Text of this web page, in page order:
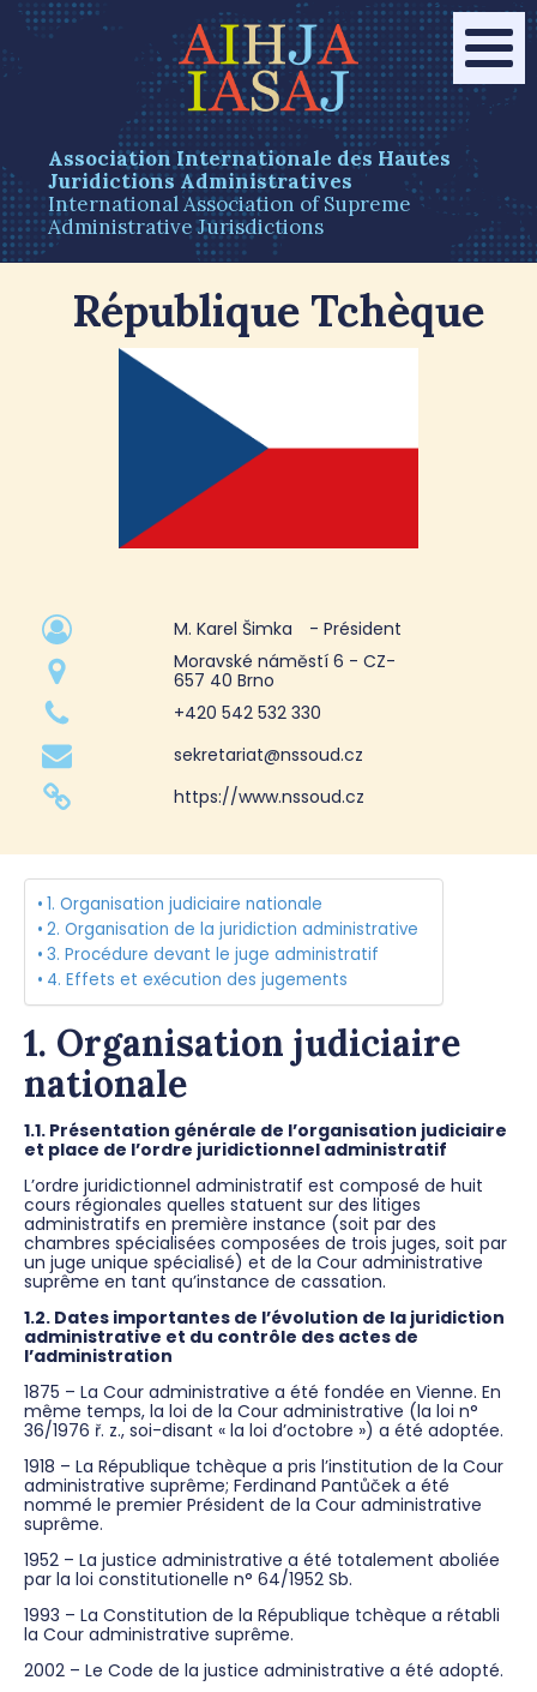
Association Internationale des Hautes
Juridictions Administratives
International Association of Supreme
Administrative Jurisdictions
République Tchèque
M. Karel Šimka
- Président
Moravské náměstí 6 - CZ-
657 40 Brno
+420 542 532 330
sekretariat@nssoud.cz
https://www.nssoud.cz
1. Organisation judiciaire nationale
2. Organisation de la juridiction administrative
3. Procédure devant le juge administratif
4. Effets et exécution des jugements
1. Organisation judiciaire
nationale
1.1. Présentation générale de l’organisation judiciaire
et place de l’ordre juridictionnel administratif
L’ordre juridictionnel administratif est composé de huit
cours régionales quelles statuent sur des litiges
administratifs en première instance (soit par des
chambres spécialisées composées de trois juges, soit par
un juge unique spécialisé) et de la Cour administrative
suprême en tant qu’instance de cassation.
1.2. Dates importantes de l’évolution de la juridiction
administrative et du contrôle des actes de
l’administration
1875 – La Cour administrative a été fondée en Vienne. En
même temps, la loi de la Cour administrative (la loi n°
36/1976 ř. z., soi-disant « la loi d’octobre ») a été adoptée.
1918 – La République tchèque a pris l’institution de la Cour
administrative suprême; Ferdinand Pantůček a été
nommé le premier Président de la Cour administrative
suprême.
1952 – La justice administrative a été totalement aboliée
par la loi constitutionelle n° 64/1952 Sb.
1993 – La Constitution de la République tchèque a rétabli
la Cour administrative suprême.
2002 – Le Code de la justice administrative a été adopté.